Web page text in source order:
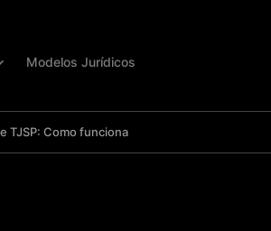
Modelos Jurídicos
TJSP: Como funciona